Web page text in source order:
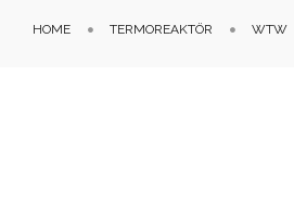
HOME TERMOREAKTÖR WTW